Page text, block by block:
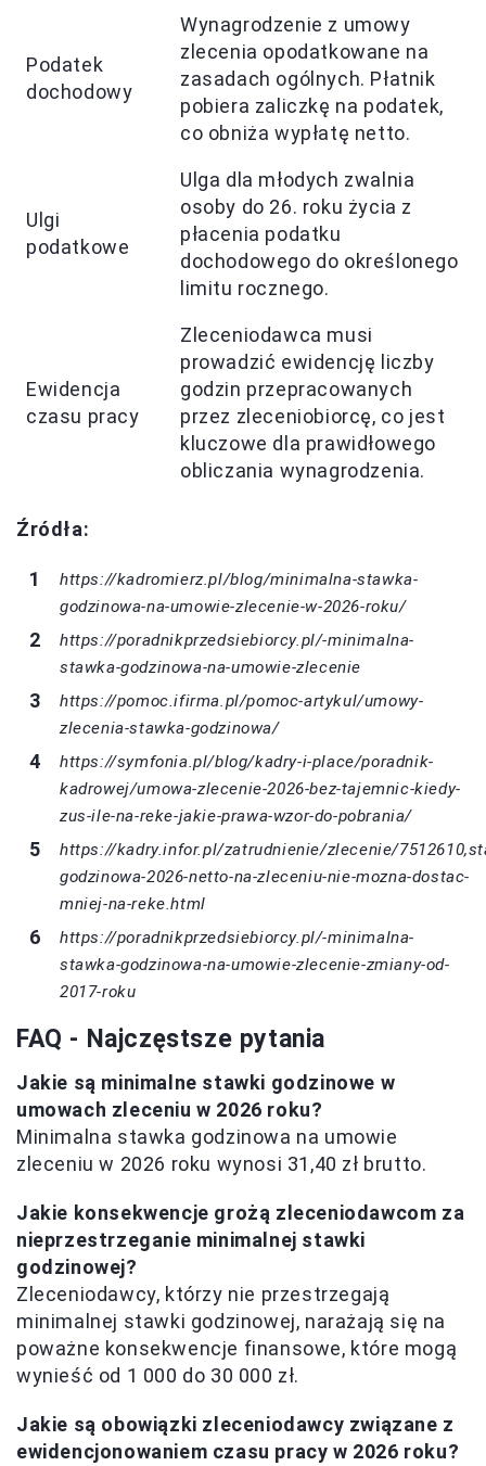
Podatek
dochodowy
Wynagrodzenie z umowy
zlecenia opodatkowane na
zasadach ogólnych. Płatnik
pobiera zaliczkę na podatek,
co obniża wypłatę netto.
Ulgi
podatkowe
Ulga dla młodych zwalnia
osoby do 26. roku życia z
płacenia podatku
dochodowego do określonego
limitu rocznego.
Ewidencja
czasu pracy
Zleceniodawca musi
prowadzić ewidencję liczby
godzin przepracowanych
przez zleceniobiorcę, co jest
kluczowe dla prawidłowego
obliczania wynagrodzenia.
Źródła:
https://kadromierz.pl/blog/minimalna-stawka-
godzinowa-na-umowie-zlecenie-w-2026-roku/
https://poradnikprzedsiebiorcy.pl/-minimalna-
stawka-godzinowa-na-umowie-zlecenie
https://pomoc.ifirma.pl/pomoc-artykul/umowy-
zlecenia-stawka-godzinowa/
https://symfonia.pl/blog/kadry-i-place/poradnik-
kadrowej/umowa-zlecenie-2026-bez-tajemnic-kiedy-
zus-ile-na-reke-jakie-prawa-wzor-do-pobrania/
https://kadry.infor.pl/zatrudnienie/zlecenie/
godzinowa-2026-netto-na-zleceniu-nie-mozna-dostac-
mniej-na-reke.html
https://poradnikprzedsiebiorcy.pl/-minimalna-
stawka-godzinowa-na-umowie-zlecenie-zmiany-od-
2017-roku
FAQ - Najczęstsze pytania
Jakie są minimalne stawki godzinowe w
umowach zleceniu w 2026 roku?
Minimalna stawka godzinowa na umowie
zleceniu w 2026 roku wynosi 31,40 zł brutto.
Jakie konsekwencje grożą zleceniodawcom za
nieprzestrzeganie minimalnej stawki
godzinowej?
Zleceniodawcy, którzy nie przestrzegają
minimalnej stawki godzinowej, narażają się na
poważne konsekwencje finansowe, które mogą
wynieść od 1 000 do 30 000 zł.
Jakie są obowiązki zleceniodawcy związane z
ewidencjonowaniem czasu pracy w 2026 roku?